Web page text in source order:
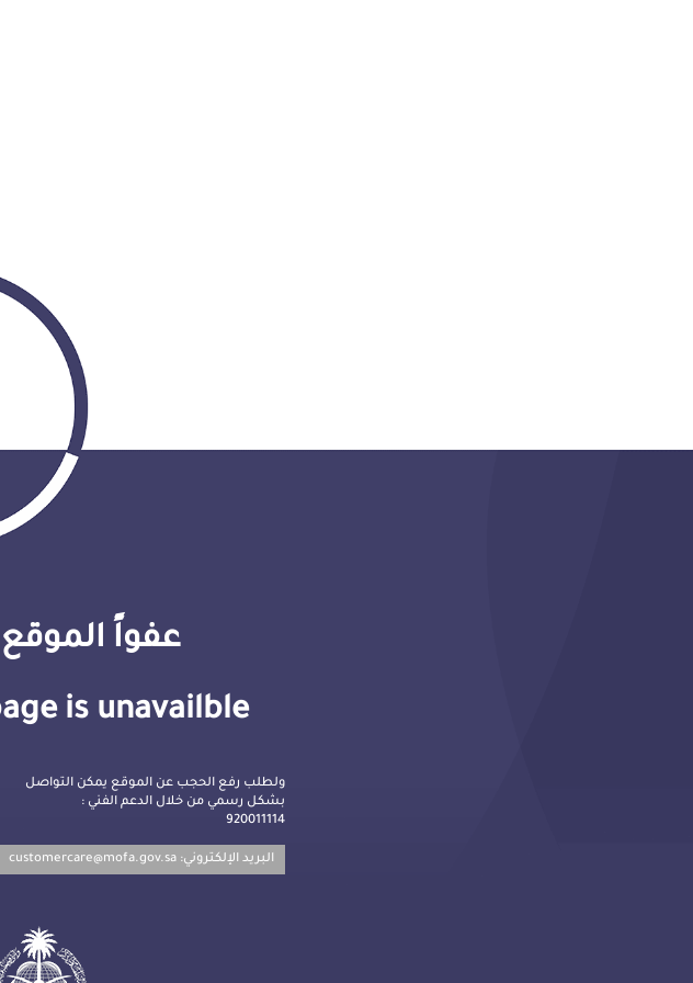
عفواً
is unavailble
ولطلب رفع الحجب عن الموقع يمكن التواصل
بشكل رسمي من خلال الدعم الفني :
920011114
البريد الإلكتروني: customercare@mofa.gov.sa